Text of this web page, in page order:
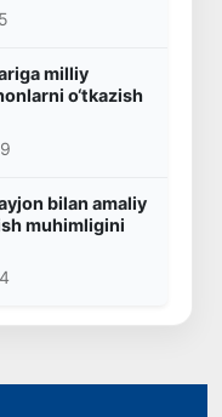
milliy
o‘tkazish
bilan amaliy
muhimligini